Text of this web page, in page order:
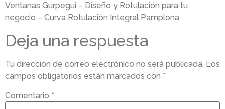
Ventanas Gurpegui – Diseño y Rotulación para tu
negocio – Curva Rotulación Integral Pamplona
Deja una respuesta
Tu dirección de correo electrónico no será publicada. Los
campos obligatorios están marcados con *
Comentario *